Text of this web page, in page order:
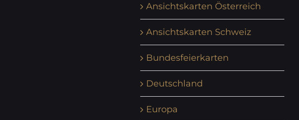
Ansichtskarten Österreich
Ansichtskarten Schweiz
Bundesfeierkarten
Deutschland
Europa